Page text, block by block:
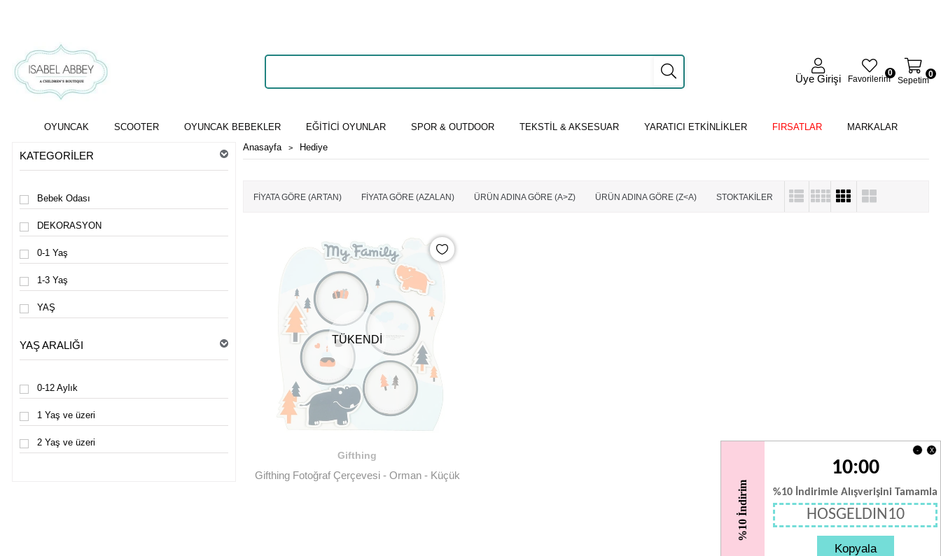
%10 İndirim
10:00
%10 İndirimle Alışverişini Tamamla
HOSGELDIN10
Kopyala
X
-
Üye Girişi Favorilerim
0
Sepetim
0
OYUNCAK SCOOTER OYUNCAK BEBEKLER EĞİTİCİ OYUNLAR SPOR & OUTDOOR TEKSTİL & AKSESUAR YARATICI ETKİNLİKLER FIRSATLAR MARKALAR
KATEGORILER
Bebek Odası
DEKORASYON
0-1 Yaş
1-3 Yaş
YAŞ
YAŞ ARALIĞI
0-12 Aylık
1 Yaş ve üzeri
2 Yaş ve üzeri
Anasayfa Hediye
FIYATA GÖRE (ARTAN) FIYATA GÖRE (AZALAN) ÜRÜN ADINA GÖRE (A>Z) ÜRÜN ADINA GÖRE (Z<A) STOKTAKILER
TÜKENDI
Gifthing
Gifthing Fotoğraf Çerçevesi - Orman - Küçük